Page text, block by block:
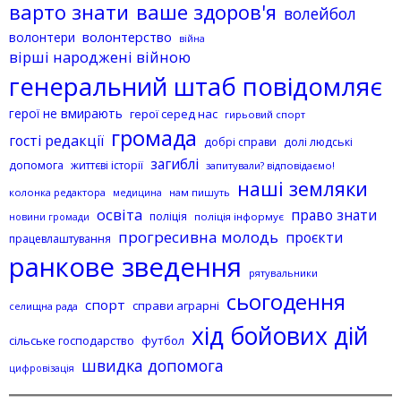
варто знати ваше здоров'я волейбол
волонтери волонтерство війна
вірші народжені війною
генеральний штаб повідомляє
герої не вмирають герої серед нас гирьовий спорт
гості редакції громада добрі справи долі людські
допомога життєві історії загиблі запитували? відповідаємо!
колонка редактора
медицина нам пишуть наші земляки
новини громади освіта поліція поліція інформує право знати
працевлаштування прогресивна молодь проєкти
ранкове зведення рятувальники
селищна рада спорт справи аграрні сьогодення
сільське господарство футбол хід бойових дій
цифровізація швидка допомога